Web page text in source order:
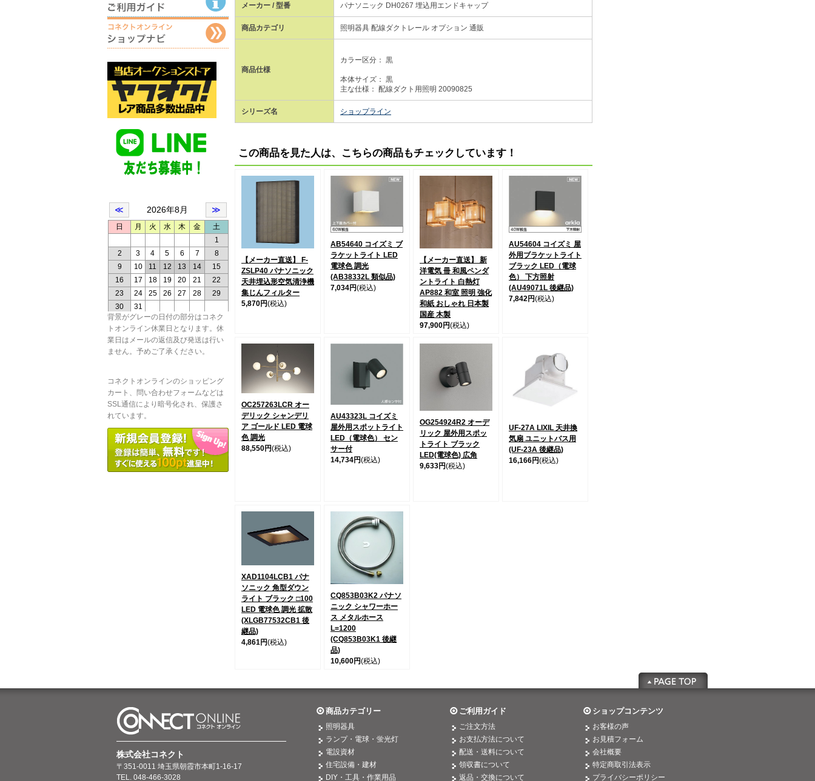
背景がグレーの日付の部分はコネク
トオンライン休業日となります。休
業日はメールの返信及び発送は行い
ません。予めご了承ください。
コネクトオンラインのショッピング
カート、問い合わせフォームなどは
SSL通信により暗号化され、保護さ
れています。
メーカー / 型番 パナソニック DH0267 埋込用エンドキャップ
商品カテゴリ 照明器具 配線ダクトレール オプション 通販
商品仕様
カラー区分： 黒
本体サイズ： 黒
主な仕様： 配線ダクト用照明 20090825
シリーズ名 ショップライン
この商品を見た人は、こちらの商品もチェックしています！
【メーカー直送】 F-
ZSLP40 パナソニック
天井埋込形空気清浄機
集じんフィルター
5,870円(税込)
AB54640 コイズミ ブ
ラケットライト LED
電球色 調光
(AB38332L 類似品)
7,034円(税込)
【メーカー直送】 新
洋電気 冊 和風ペンダ
ントライト 白熱灯
AP882 和室 照明 強化
和紙 おしゃれ 日本製
国産 木製
97,900円(税込)
AU54604 コイズミ 屋
外用ブラケットライト
ブラック LED（電球
色） 下方照射
(AU49071L 後継品)
7,842円(税込)
OC257263LCR オー
デリック シャンデリ
ア ゴールド LED 電球
色 調光
88,550円(税込)
AU43323L コイズミ
屋外用スポットライト
LED（電球色） セン
サー付
14,734円(税込)
OG254924R2 オーデ
リック 屋外用スポッ
トライト ブラック
LED(電球色) 広角
9,633円(税込)
UF-27A LIXIL 天井換
気扇 ユニットバス用
(UF-23A 後継品)
16,166円(税込)
XAD1104LCB1 パナ
ソニック 角型ダウン
ライト ブラック □100
LED 電球色 調光 拡散
(XLGB77532CB1 後
継品)
4,861円(税込)
CQ853B03K2 パナソ
ニック シャワーホー
ス メタルホース
L=1200
(CQ853B03K1 後継
品)
10,600円(税込)
株式会社コネクト
〒351-0011 埼玉県朝霞市本町1-16-17
TEL. 048-466-3028
商品カテゴリー
照明器具
ランプ・電球・蛍光灯
電設資材
住宅設備・建材
DIY・工具・作業用品
ご利用ガイド
ご注文方法
お支払方法について
配送・送料について
領収書について
返品・交換について
ショップコンテンツ
お客様の声
お見積フォーム
会社概要
特定商取引法表示
プライバシーポリシー